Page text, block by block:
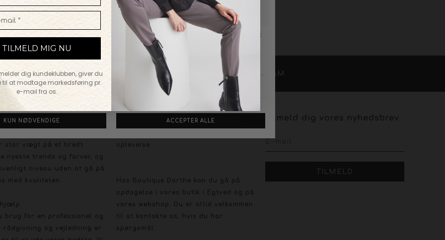
TILFØJ TIL KURVEN
OS FØLG OS PÅ: FACEBOOK/INSTAGRAM
Dorthe
stor vægt på et bredt
nyeste trends og farver, og
niveau uden at gå på
med kvaliteten.
brug for en professionel og
rådgivning og vejledning er
Kundeservice
oplevelse
Hos Boutique Dorthe kan du gå på
opdagelse i vores butik i Egtved og på
vores webshop. Du er altid velkommen
til at kontakte os, hvis du har
spørgsmål.
Tilmeld dig vores nyhedsbrev
TILMELD MIG NU
dig kundeklubben, giver du
til at modtage markedsføring pr.
e-mail fra os.